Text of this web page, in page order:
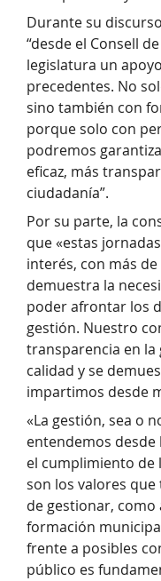
Durante su
“desde el Consell
legislatura un
precedentes. No
sino también con
porque solo con
podremos
eficaz, más
ciudadanía”.
Por su parte, la
que «estas
interés, con más
demuestra la
poder afrontar los
gestión. Nuestro
transparencia en la
calidad y se
impartimos desde
«La gestión, sea o
entendemos desde
el cumplimiento de
son los valores
de gestionar, como
formación
frente a posibles
público es